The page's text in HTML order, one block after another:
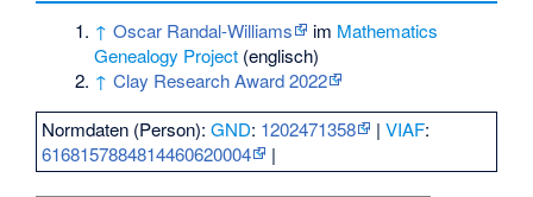
↑ Oscar Randal-Williams im Mathematics
Genealogy Project (englisch)
↑ Clay Research Award 2022
Normdaten (Person):GND: 1202471358 |VIAF:
6168157884814460620004
|